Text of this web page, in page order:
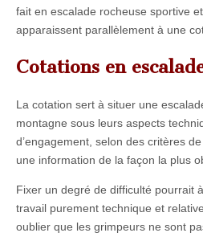
fait en escalade rocheuse sportive
apparaissent parallèlement à une
Cotations en
La cotation sert à situer une
montagne sous leurs aspects
d’engagement, selon des critères
une information de la façon la plus
Fixer un degré de difficulté pourrait
travail purement technique et
oublier que les grimpeurs ne sont